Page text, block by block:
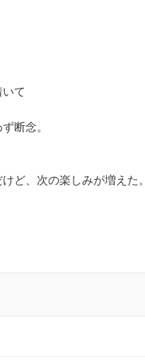
て
断念。
ど、次の楽しみが増えた。